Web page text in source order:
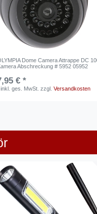
Dome Camera Attrappe DC
Abschreckung # 5952 05952
€ *
inkl. ges. MwSt. zzgl.Versandkosten